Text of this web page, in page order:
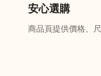
安心選購
商品頁提供價格、